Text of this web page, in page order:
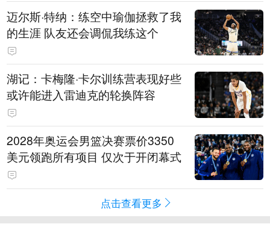
迈尔斯·特纳：练空中瑜伽拯救了我
的生涯 队友还会调侃我练这个
湖记：卡梅隆·卡尔训练营表现好些
或许能进入雷迪克的轮换阵容
2028年奥运会男篮决赛票价3350
美元领跑所有项目 仅次于开闭幕式
点击查看更多